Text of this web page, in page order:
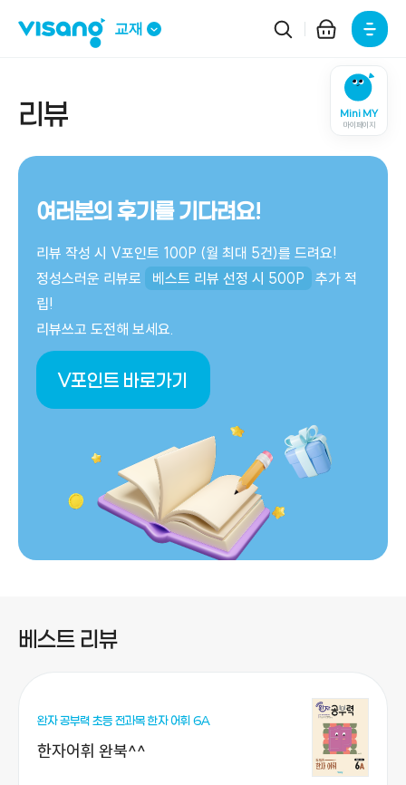
교재
리뷰
여러분의 후기를 기다려요!
리뷰 작성 시 V포인트 100P (월 최대 5건)를 드려요!
정성스러운 리뷰로
베스트 리뷰 선정 시 500P
추가 적
립!
리뷰쓰고 도전해 보세요.
V포인트 바로가기
베스트 리뷰
완자 공부력 초등 전과목 한자 어휘 6A
한자어휘 완북^^
Mini MY
마이페이지